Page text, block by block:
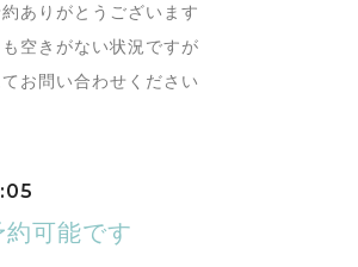
ありがとうございます
空きがない状況ですが
お問い合わせください
可能です